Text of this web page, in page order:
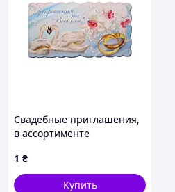
Свадебные приглашения,
в ассортименте
1 ₴
Купить